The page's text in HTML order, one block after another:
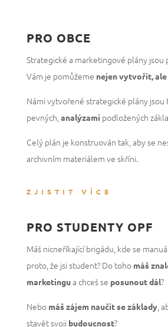
PRO OBCE
Strategické a marketingové plány jsou
Vám je pomůžeme nejen vytvořit,
Námi vytvořené strategické plány jsou
pevných, analýzami podložených
Celý plán je konstruován tak, aby se
archivním materiálem ve skříni.
ZJISTIT VÍCE
PRO STUDENTY OPF
Máš nicneříkající brigádu, kde se
proto, že jsi student? Do toho máš
marketingua chceš se posunout dál?
Nebo máš zájem naučit se základy,
stavět svojibudoucnost?